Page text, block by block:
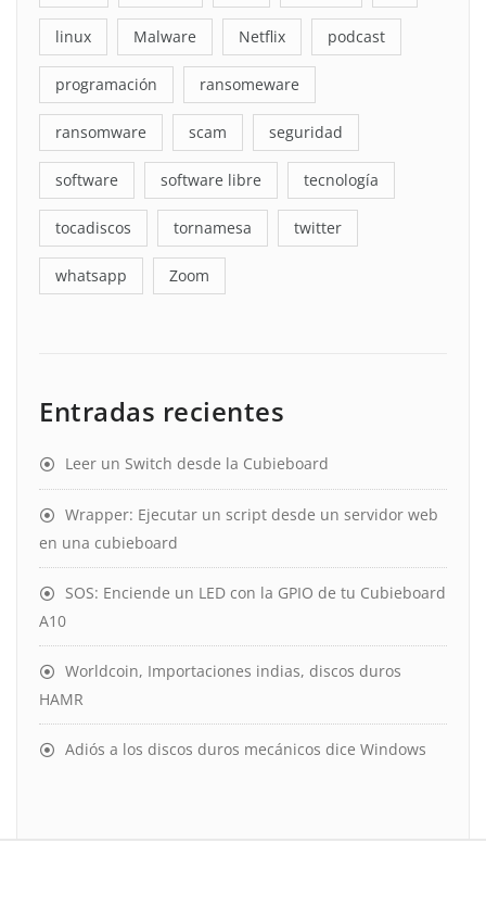
linux Malware Netflix podcast
programación ransomeware
ransomware scam seguridad
software software libre tecnología
tocadiscos tornamesa twitter
whatsapp Zoom
Entradas recientes
Leer un Switch desde la Cubieboard
Wrapper: Ejecutar un script desde un servidor web
en una cubieboard
SOS: Enciende un LED con la GPIO de tu Cubieboard
A10
Worldcoin, Importaciones indias, discos duros
HAMR
Adiós a los discos duros mecánicos dice Windows